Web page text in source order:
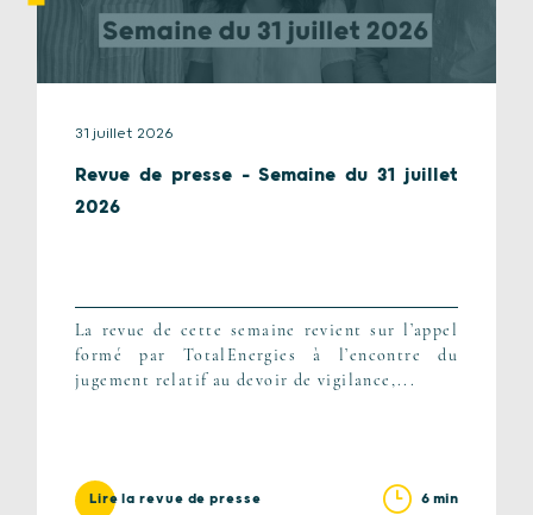
31 juillet 2026
Revue de presse – Semaine du 31 juillet
2026
La revue de cette semaine revient sur l’appel
formé par TotalEnergies à l’encontre du
jugement relatif au devoir de vigilance,...
Lire la revue de presse 6 min